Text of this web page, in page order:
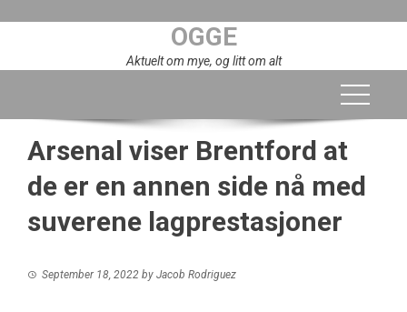
OGGE
Aktuelt om mye, og litt om alt
Arsenal viser Brentford at
de er en annen side nå med
suverene lagprestasjoner
September 18, 2022 by Jacob Rodriguez